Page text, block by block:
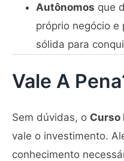
Autônomos que
próprio negócio e
sólida para
Vale A
Sem dúvidas, o Curso
vale o investimento.
conhecimento